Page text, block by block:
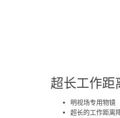
超长工作距
明视场专用物镜
超长的工作距离